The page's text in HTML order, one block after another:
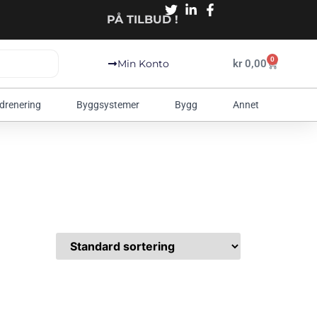
PÅ TILBUD !
Min Konto kr0,00 0
Byggsystemer Bygg Annet